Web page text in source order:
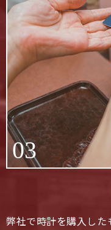
03
弊社で時計を購入した